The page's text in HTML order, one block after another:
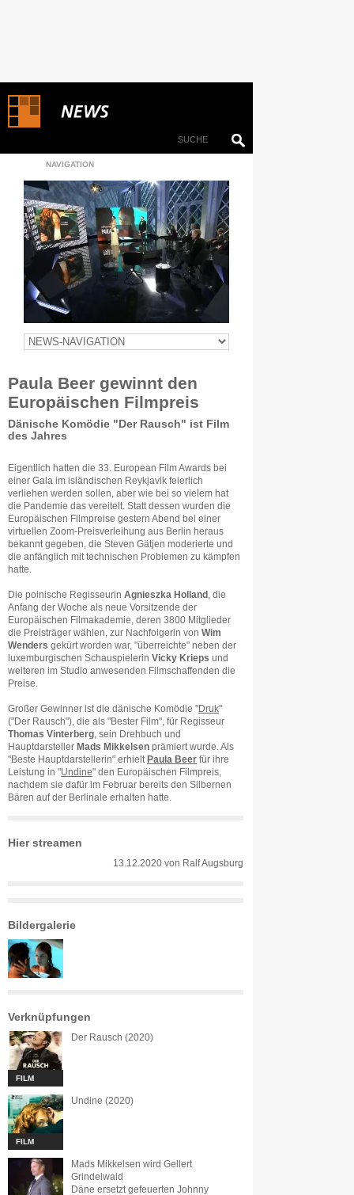
NAVIGATION
Paula Beer gewinnt den
Europäischen Filmpreis
Dänische Komödie "Der Rausch" ist Film
des Jahres
Eigentlich hatten die 33. European Film Awards bei
einer Gala im isländischen Reykjavik feierlich
verliehen werden sollen, aber wie bei so vielem hat
die Pandemie das vereitelt. Statt dessen wurden die
Europäischen Filmpreise gestern Abend bei einer
virtuellen Zoom-Preisverleihung aus Berlin heraus
bekannt gegeben, die Steven Gätjen moderierte und
die anfänglich mit technischen Problemen zu kämpfen
hatte.
Die polnische Regisseurin Agnieszka Holland
, die
Anfang der Woche als neue Vorsitzende der
Europäischen Filmakademie, deren 3800 Mitglieder
die Preisträger wählen, zur Nachfolgerin von Wim
Wenders gekürt worden war, "überreichte" neben der
luxemburgischen Schauspielerin Vicky Krieps und
weiteren im Studio anwesenden Filmschaffenden die
Preise.
Großer Gewinner ist die dänische Komödie "Druk"
("Der Rausch"), die als "Bester Film", für Regisseur
Thomas Vinterberg , sein Drehbuch und
Hauptdarsteller Mads Mikkelsen prämiert wurde. Als
"Beste Hauptdarstellerin" erhielt Paula Beer für ihre
Leistung in "Undine" den Europäischen Filmpreis,
nachdem sie dafür im Februar bereits den Silbernen
Bären auf der Berlinale erhalten hatte.
Hier streamen
13.12.2020 von Ralf Augsburg
Bildergalerie
Verknüpfungen
FILM
Der Rausch (2020)
FILM
Undine (2020)
Mads Mikkelsen wird Gellert
Grindelwald
Däne ersetzt gefeuerten Johnny